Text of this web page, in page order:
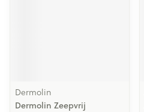
Dermolin
Dermolin Zeepvrij